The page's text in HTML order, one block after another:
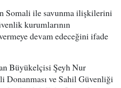
Somali ile savunma ilişkilerini
kurumlarının
devam edeceğini ifade
Büyükelçisi Şeyh Nur
Donanması ve Sahil Güvenliği